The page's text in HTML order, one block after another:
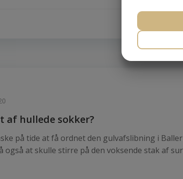
af hullede sokker?
på tide at få ordnet den gulvafslibning i
også at skulle stirre på den voksende stak af